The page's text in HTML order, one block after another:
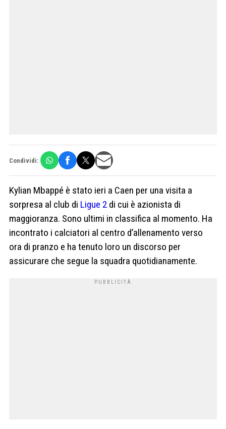
Condividi:
Kylian Mbappé è stato ieri a Caen per una visita a
sorpresa al club di Ligue 2 di cui è azionista di
maggioranza. Sono ultimi in classifica al momento. Ha
incontrato i calciatori al centro d’allenamento verso
ora di pranzo e ha tenuto loro un discorso per
assicurare che segue la squadra quotidianamente.